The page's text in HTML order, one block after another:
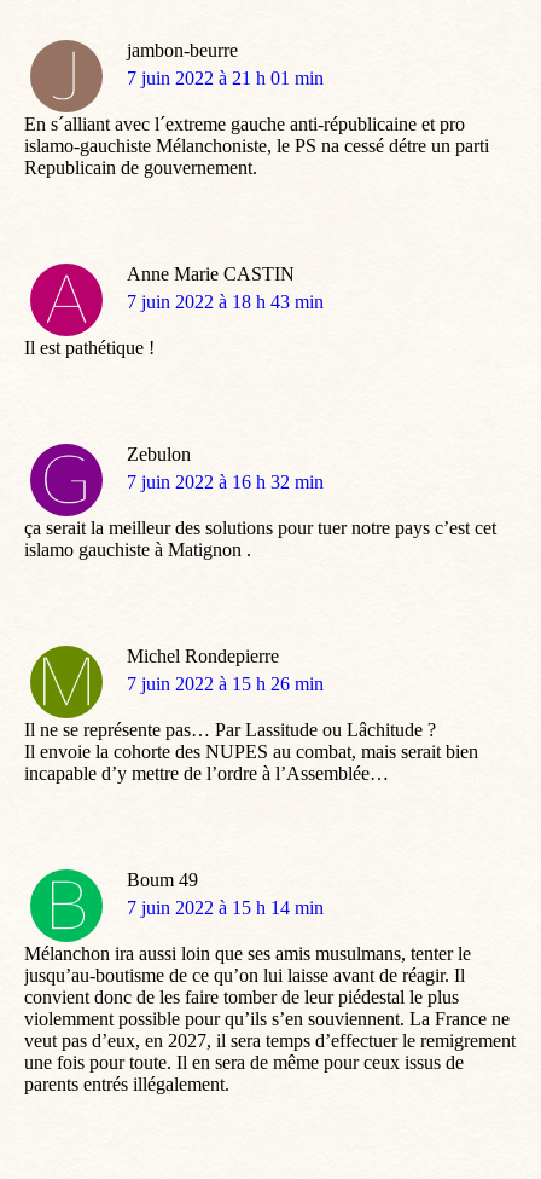
jambon-beurre
dit
7 juin 2022 à 21 h 01 min
En s´alliant avec l´extreme gauche anti-républicaine et pro
islamo-gauchiste Mélanchoniste, le PS na cessé détre un parti
Republicain de gouvernement.
Anne Marie CASTIN
dit
7 juin 2022 à 18 h 43 min
Il est pathétique !
Zebulon
dit
7 juin 2022 à 16 h 32 min
ça serait la meilleur des solutions pour tuer notre pays c’est cet
islamo gauchiste à Matignon .
Michel Rondepierre
dit
7 juin 2022 à 15 h 26 min
Il ne se représente pas… Par Lassitude ou Lâchitude ?
Il envoie la cohorte des NUPES au combat, mais serait bien
incapable d’y mettre de l’ordre à l’Assemblée…
Boum 49
dit
7 juin 2022 à 15 h 14 min
Mélanchon ira aussi loin que ses amis musulmans, tenter le
jusqu’au-boutisme de ce qu’on lui laisse avant de réagir. Il
convient donc de les faire tomber de leur piédestal le plus
violemment possible pour qu’ils s’en souviennent. La France ne
veut pas d’eux, en 2027, il sera temps d’effectuer le remigrement
une fois pour toute. Il en sera de même pour ceux issus de
parents entrés illégalement.